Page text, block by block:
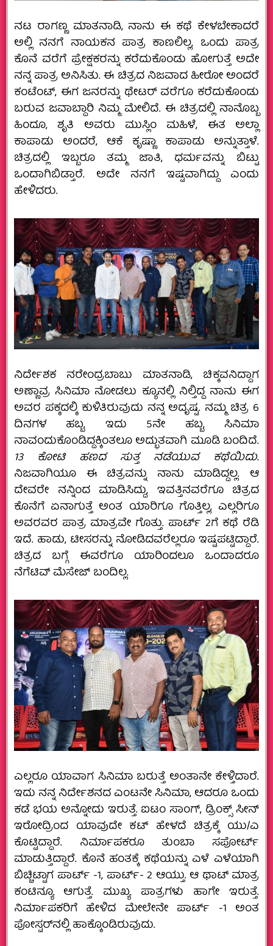
ನಟ ರಾಗಣ್ಣ ಮಾತನಾಡಿ, ನಾನು ಈ ಕಥೆ ಕೇಳಬೇಕಾದರೆ
ಅಲ್ಲಿ ನನಗೆ ನಾಯಕನ ಪಾತ್ರ ಕಾಣಲಿಲ್ಲ, ಒಂದು ಪಾತ್ರ
ಕೊನೆ ವರೆಗೆ ಪ್ರೇಕ್ಷಕರನ್ನು ಕರೆದುಕೊಂಡು ಹೋಗುತ್ತೆ ಅದೇ
ನನ್ನ ಪಾತ್ರ ಅನಿಸಿತು. ಈ ಚಿತ್ರದ ನಿಜವಾದ ಹೀರೋ ಅಂದರೆ
ಕಂಟೆಂಟ್, ಈಗ ಜನರನ್ನು ಥೇಟರ್ ವರೆಗೂ ಕರೆದುಕೊಂಡು
ಬರುವ ಜವಾಬ್ದಾರಿ ನಿಮ್ಮ ಮೇಲಿದೆ. ಈ ಚಿತ್ರದಲ್ಲಿ ನಾನೊಬ್ಬ
ಹಿಂದೂ, ಶೃತಿ ಅವರು ಮುಸ್ಲಿಂ ಮಹಿಳೆ, ಈತ ಅಲ್ಲಾ
ಕಾಪಾಡು ಅಂದರೆ, ಆಕೆ ಕೃಷ್ಣಾ ಕಾಪಾಡು ಅನ್ನುತ್ತಾಳೆ.
ಚಿತ್ರದಲ್ಲಿ ಇಬ್ಬರೂ ತಮ್ಮ ಜಾತಿ, ಧರ್ಮವನ್ನು ಬಿಟ್ಟು
ಒಂದಾಗಿಬಿಡ್ತಾರೆ. ಅದೇ ನನಗೆ ಇಷ್ಟವಾಗಿದ್ದು ಎಂದು
ಹೇಳಿದರು.
ನಿರ್ದೇಶಕ ನರೇಂದ್ರಬಾಬು ಮಾತನಾಡಿ, ಚಿಕ್ಕವನಿದ್ದಾಗ
ಅಣ್ಣಾವ್ರ ಸಿನಿಮಾ ನೋಡಲು ಕ್ಯೂನಲ್ಲಿ ನಿಲ್ತಿದ್ದ ನಾನು ಈಗ
ಅವರ ಪಕ್ಕದಲ್ಕಿ ಕುಳಿತಿರುವುದು ನನ್ನ ಅದೃಷ್ಟ. ನಮ್ಮ ಚಿತ್ರ 6
ದಿನಗಳ ಹಬ್ಬ, ಇದು 5ನೇ ಹಬ್ಬ, ಸಿನಿಮಾ
ನಾವಂದುಕೊಂಡಿದ್ದಕ್ಕಿಂತಲೂ ಅದ್ಭುತವಾಗಿ ಮೂಡಿ ಬಂದಿದೆ.
13 ಕೋಟಿ ಹಣದ ಸುತ್ತ ನಡೆಯುವ ಕಥೆಯಿದು.
ನಿಜವಾಗಿಯೂ ಈ ಚಿತ್ರವನ್ನು ನಾನು ಮಾಡಿದ್ದಲ್ಲ. ಆ
ದೇವರೇ ನನ್ನಿಂದ ಮಾಡಿಸಿದ್ದು, ಇವತ್ತಿನವರೆಗೂ ಚಿತ್ರದ
ಕೊನೆಗೆ ಏನಾಗುತ್ತೆ ಅಂತ ಯಾರಿಗೂ ಗೊತ್ತಿಲ್ಲ, ಎಲ್ಲರಿಗೂ
ಅವರವರ ಪಾತ್ರ ಮಾತ್ರವೇ ಗೊತ್ತು. ಪಾರ್ಟ್ 2ಗೆ ಕಥೆ ರೆಡಿ
ಇದೆ. ಹಾಡು, ಟೀಸರನ್ನು ನೋಡಿದವರೆಲ್ಲರೂ ಇಷ್ಟಪಟ್ಟಿದ್ದಾರೆ.
ಚಿತ್ರದ ಬಗ್ಗೆ ಈವರೆಗೂ ಯಾರಿಂದಲೂ ಒಂದಾದರೂ
ನೆಗೆಟಿವ್ ಮೆಸೇಜ್ ಬಂದಿಲ್ಲ.
ಎಲ್ಲರೂ ಯಾವಾಗ ಸಿನಿಮಾ ಬರುತ್ತೆ ಅಂತಾನೇ ಕೇಳ್ತಿದಾರೆ.
ಇದು ನನ್ನ ನಿರ್ದೇಶನದ ಎಂಟನೇ ಸಿನಿಮಾ, ಆದರೂ ಒಂದು
ಕಡೆ ಭಯ ಅನ್ನೋದು ಇರುತ್ತೆ. ಐಟಂ ಸಾಂಗ್, ಡ್ರಿಂಕ್ಸ್ ಸೀನ್
ಇರೋದ್ರಿಂದ ಯಾವುದೇ ಕಟ್ ಹೇಳದೆ ಚಿತ್ರಕ್ಕೆ ಯು/ಎ
ಕೊಟ್ಟಿದ್ದಾರೆ. ನಿರ್ಮಾಪಕರೂ ತುಂಬಾ ಸಪೋರ್ಟ್
ಮಾಡುತ್ತಿದ್ದಾರೆ. ಕೊನೆ ಹಂತಕ್ಕೆ ಕಥೆಯನ್ನು ಎಳೆ ಎಳೆಯಾಗಿ
ಬಿಚ್ಚಿಟ್ಟಾಗ ಪಾರ್ಟ್ -1, ಪಾರ್ಟ್- 2 ಆಯ್ತು. ಆ ಥಾಟ್ ಮಾತ್ರ
ಕಂಟಿನ್ಯೂ ಆಗುತ್ತೆ. ಮುಖ್ಯ ಪಾತ್ರಗಳು ಹಾಗೇ ಇರುತ್ತೆ.
ನಿರ್ಮಾಪಕರಿಗೆ ಹೇಳಿದ ಮೇಲೇನೇ ಪಾರ್ಟ್ -1 ಅಂತ
ಪೋಸ್ಟರ್‌ನಲ್ಲಿ ಹಾಕ್ಕೊಂಡಿರುವುದು.